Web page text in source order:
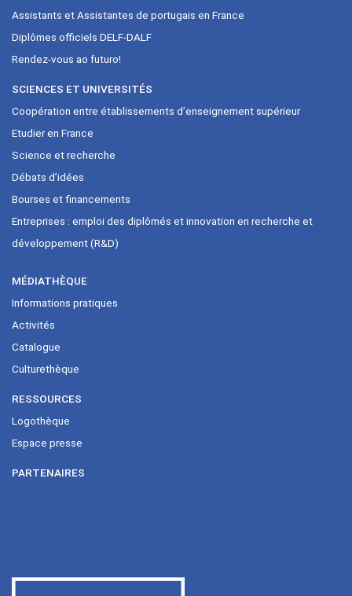
Assistants et Assistantes de portugais en France
Diplômes officiels DELF-DALF
Rendez-vous ao futuro!
SCIENCES ET UNIVERSITÉS
Coopération entre établissements d’enseignement supérieur
Etudier en France
Science et recherche
Débats d’idées
Bourses et financements
Entreprises : emploi des diplômés et innovation en recherche et
développement (R&D)
MÉDIATHÈQUE
Informations pratiques
Activités
Catalogue
Culturethèque
RESSOURCES
Logothèque
Espace presse
PARTENAIRES